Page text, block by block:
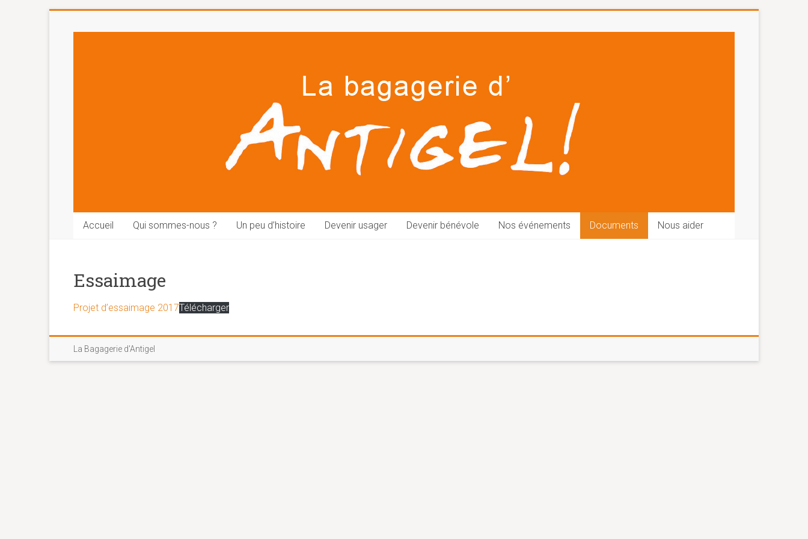
Accueil Qui sommes-nous ? Un peu d’histoire Devenir usager Devenir bénévole Nos événements Documents Nous aider
Essaimage
Projet d’essaimage 2017Télécharger
La Bagagerie d'Antigel